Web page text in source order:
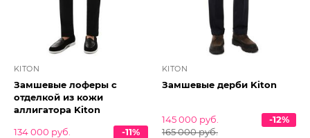
KITON
Замшевые лоферы с
отделкой из кожи
аллигатора Kiton
134 000 руб.
-11%
KITON
Замшевые дерби Kiton
145 000 руб.
165 000 руб.
-12%